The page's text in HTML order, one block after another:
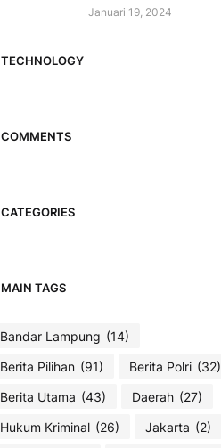
Januari 19, 2024
TECHNOLOGY
COMMENTS
CATEGORIES
MAIN TAGS
Bandar Lampung (14)
Berita Pilihan (91) Berita Polri (32)
Berita Utama (43) Daerah (27)
Hukum Kriminal (26) Jakarta (2)